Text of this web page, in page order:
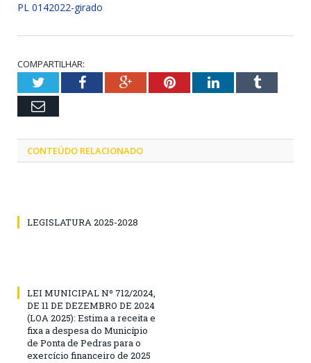
PL 0142022-girado
COMPARTILHAR:
TwitterFacebookGoogle+PinterestLinkedInTumblr
Email
CONTEÚDO RELACIONADO
LEGISLATURA 2025-2028
LEI MUNICIPAL Nº 712/2024,
DE 11 DE DEZEMBRO DE 2024
(LOA 2025): Estima a receita e
fixa a despesa do Município
de Ponta de Pedras para o
exercício financeiro de 2025